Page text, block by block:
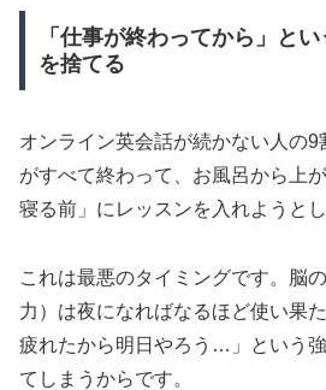
「仕事が終わってから」と
を捨てる
オンライン英会話が続かない人の
がすべて終わって、お風呂から上
寝る前」にレッスンを入れようとし
これは最悪のタイミングです。脳
力）は夜になればなるほど使い果
疲れたから明日やろう…」という
てしまうからです。